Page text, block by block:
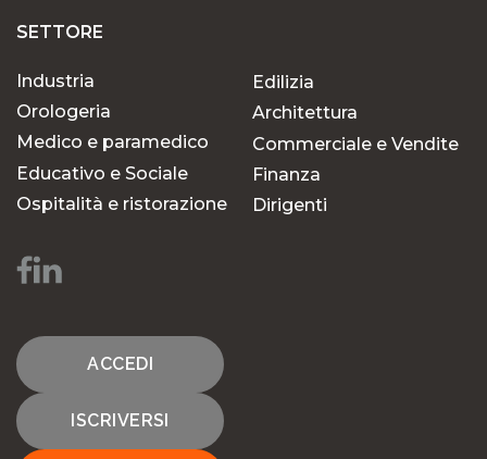
SETTORE
Industria
Orologeria
Medico e paramedico
Educativo e Sociale
Ospitalità e ristorazione
Edilizia
Architettura
Commerciale e Vendite
Finanza
Dirigenti
ACCEDI
ISCRIVERSI